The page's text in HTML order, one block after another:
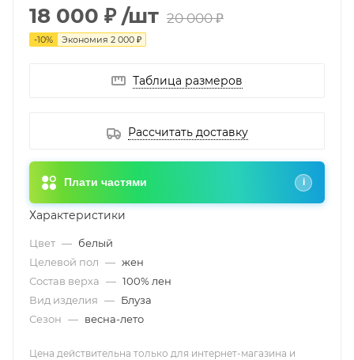
18 000 ₽ /шт 20 000 ₽
-10% Экономия 2 000 ₽
Таблица размеров
Рассчитать доставку
Плати частями i
Характеристики
Цвет — белый
Целевой пол — жен
Состав верха — 100% лен
Вид изделия — Блуза
Сезон — весна-лето
Цена действительна только для интернет-магазина и